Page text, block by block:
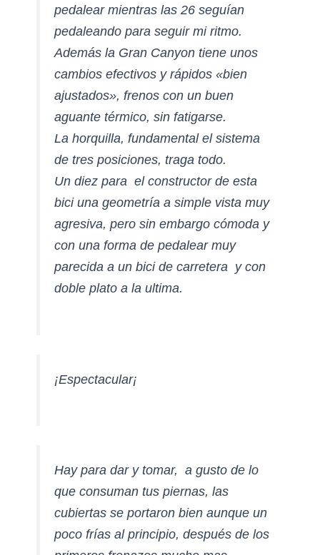
pedalear mientras las 26 seguían
pedaleando para seguir mi ritmo.
Además la Gran Canyon tiene unos
cambios efectivos y rápidos «bien
ajustados», frenos con un buen
aguante térmico, sin fatigarse.
La horquilla, fundamental el sistema
de tres posiciones, traga todo.
Un diez para el constructor de esta
bici una geometría a simple vista muy
agresiva, pero sin embargo cómoda y
con una forma de pedalear muy
parecida a un bici de carretera y con
doble plato a la ultima.
¡Espectacular¡
Hay para dar y tomar, a gusto de lo
que consuman tus piernas, las
cubiertas se portaron bien aunque un
poco frías al principio, después de los